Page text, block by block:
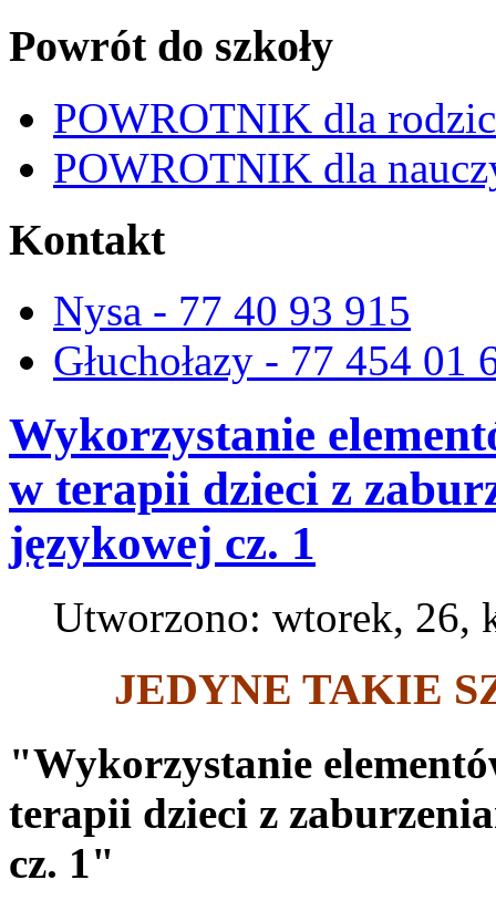
Powrót do szkoły
POWROTNIK dla
POWROTNIK dla
Kontakt
Nysa - 77 40 93 915
Głuchołazy - 77 454 01
Wykorzystanie
w terapii dzieci z
językowej cz. 1
Utworzono: wtorek, 26,
JEDYNE TAKIE
"Wykorzystanie
terapii dzieci z
cz. 1"